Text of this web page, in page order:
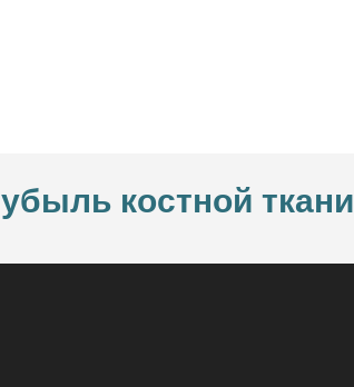
убыль костной ткани